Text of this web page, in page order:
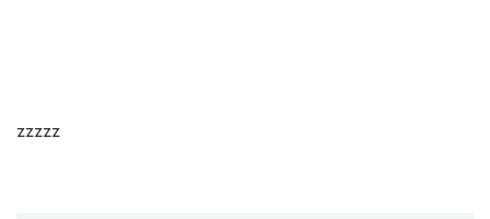
zzzzz